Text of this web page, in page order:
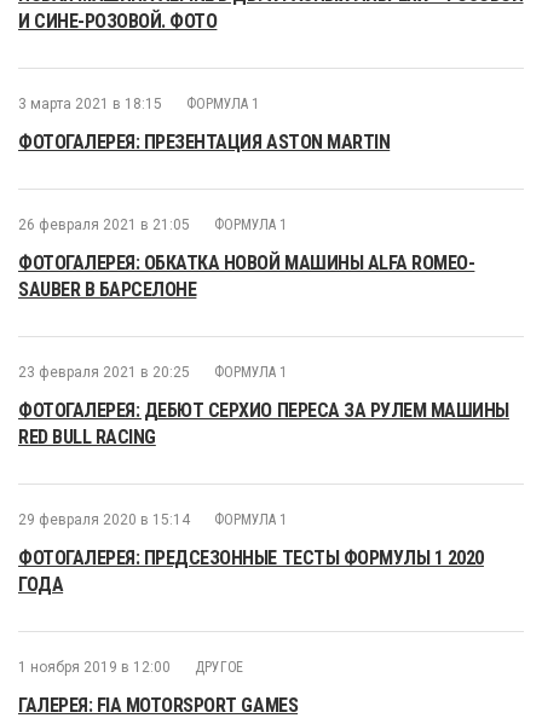
И СИНЕ-РОЗОВОЙ. ФОТО
3 марта 2021 в 18:15 ФОРМУЛА 1
ФОТОГАЛЕРЕЯ: ПРЕЗЕНТАЦИЯ ASTON MARTIN
26 февраля 2021 в 21:05 ФОРМУЛА 1
ФОТОГАЛЕРЕЯ: ОБКАТКА НОВОЙ МАШИНЫ ALFA ROMEO-
SAUBER В БАРСЕЛОНЕ
23 февраля 2021 в 20:25 ФОРМУЛА 1
ФОТОГАЛЕРЕЯ: ДЕБЮТ СЕРХИО ПЕРЕСА ЗА РУЛЕМ МАШИНЫ
RED BULL RACING
29 февраля 2020 в 15:14 ФОРМУЛА 1
ФОТОГАЛЕРЕЯ: ПРЕДСЕЗОННЫЕ ТЕСТЫ ФОРМУЛЫ 1 2020
ГОДА
1 ноября 2019 в 12:00 ДРУГОЕ
ГАЛЕРЕЯ: FIA MOTORSPORT GAMES